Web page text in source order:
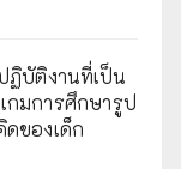
ฏิบัติงานที่เป็น
กมการศึกษารูป
ของเด็ก